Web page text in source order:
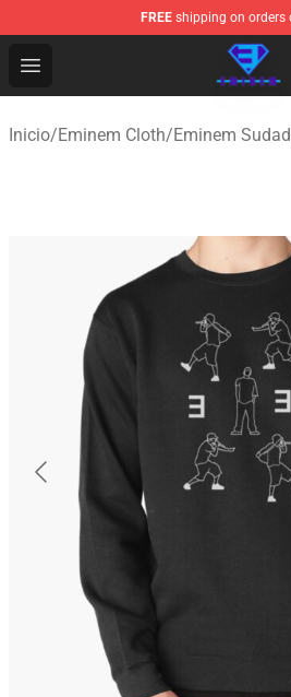
FREE shipping on orders
Open menu
Eminem Store - Official
Inicio/Eminem Cloth/Eminem